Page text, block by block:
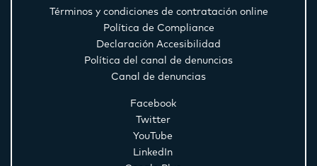
Términos y condiciones de contratación online
Política de Compliance
Declaración Accesibilidad
Política del canal de denuncias
Canal de denuncias
Facebook
Twitter
YouTube
LinkedIn